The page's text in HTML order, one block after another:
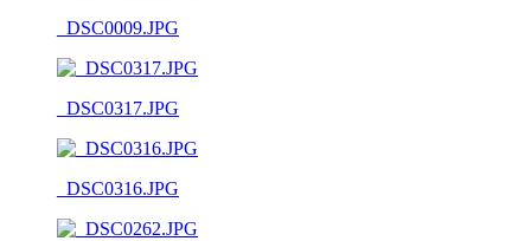
_DSC0009.JPG
_DSC0317.JPG
_DSC0316.JPG